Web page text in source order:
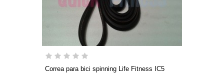
Correa para bici spinning Life Fitness IC5